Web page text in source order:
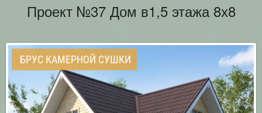
Проект №37 Дом в1,5 этажа 8х8
БРУС КАМЕРНОЙ СУШКИ